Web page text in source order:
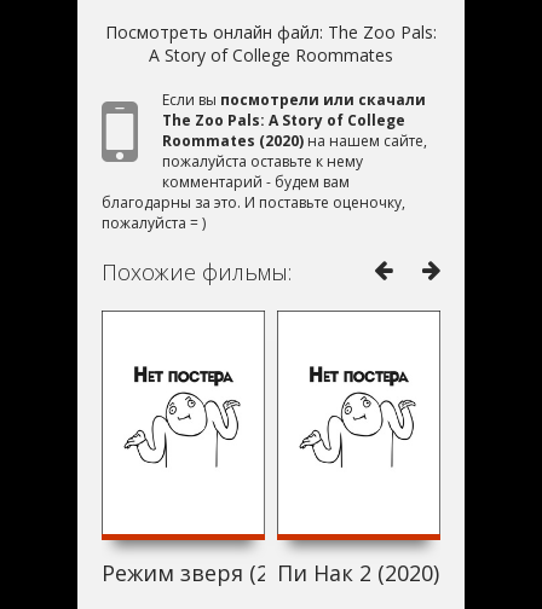
Посмотреть онлайн файл: The Zoo Pals:
A Story of College Roommates
Если вы посмотрели или скачали
The Zoo Pals: A Story of College
Roommates (2020) на нашем сайте,
пожалуйста оставьте к нему
комментарий - будем вам
благодарны за это. И поставьте оценочку,
пожалуйста = )
Похожие фильмы:
Режим зверя (2020)Пи Нак 2 (2020)